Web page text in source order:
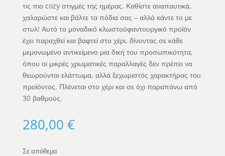
τις πιο cozy στιγμές της ημέρας. Καθίστε αναπαυτικά,
χαλαρώστε και βάλτε τα πόδια σας – αλλά κάντε το με
στυλ! Αυτό το μοναδικό κλωστοϋφαντουργικό προϊόν
έχει παραχθεί και βαφτεί στο χέρι, δίνοντας σε κάθε
μεμονωμένο αντικείμενο μια δική του προσωπικότητα,
όπου οι μικρές χρωματικές παραλλαγές δεν πρέπει να
θεωρούνται ελάττωμα, αλλά ξεχωριστός χαρακτήρας του
προϊόντος. Πλένεται στο χέρι και σε όχι παραπάνω από
30 βαθμούς.
280,00 €
Σε απόθεμα